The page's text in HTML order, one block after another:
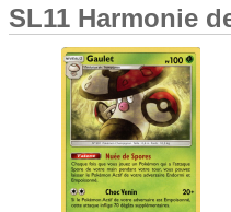
SL11 Harmonie